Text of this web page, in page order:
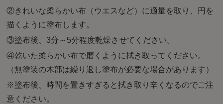
②きれいな柔らかい布（ウエスなど）に適量を取り、円を
描くように塗布します。
③塗布後、3分～5分程度乾燥させてください。
④乾いた柔らかい布で磨くように拭き取ってください。
（無塗装の木部は繰り返し塗布が必要な場合があります）
※塗布後、時間を置きすぎると拭き取り辛くなるのでご注
意ください。